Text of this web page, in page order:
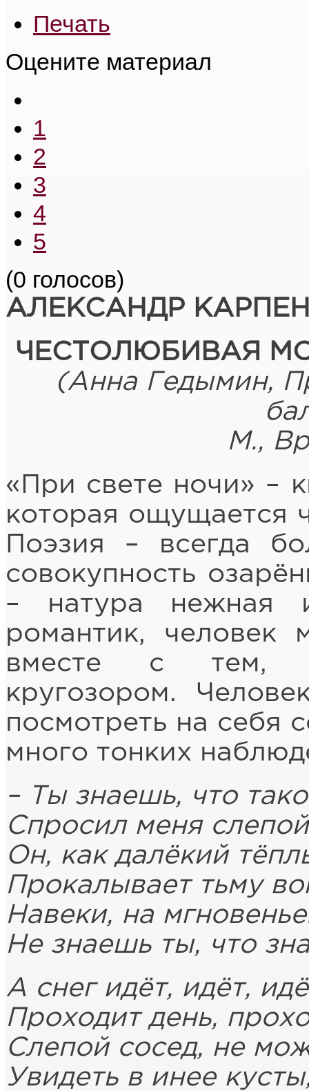
Печать
Оцените материал
1
2
3
4
5
(0 голосов)
АЛЕКСАНДР
ЧЕСТОЛЮБИВАЯ
(Анна Гедымин,
М.,
«При свете ночи» –
которая ощущается
Поэзия – всегда
совокупность
– натура нежная
романтик,
вместе с тем,
кругозором.
посмотреть на себя
много тонких
– Ты знаешь, что
Спросил меня
Он, как далёкий
Прокалывает тьму
Навеки, на
Не знаешь ты, что
А снег идёт, идёт,
Проходит день,
Слепой сосед, не
Увидеть в инее